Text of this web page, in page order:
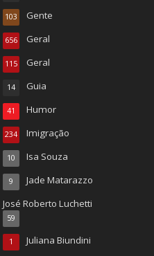
Gente
103
Geral
656
Geral
115
Guia
14
Humor
41
Imigração
234
Isa Souza
10
Jade Matarazzo
9
José Roberto Luchetti
59
Juliana Biundini
1